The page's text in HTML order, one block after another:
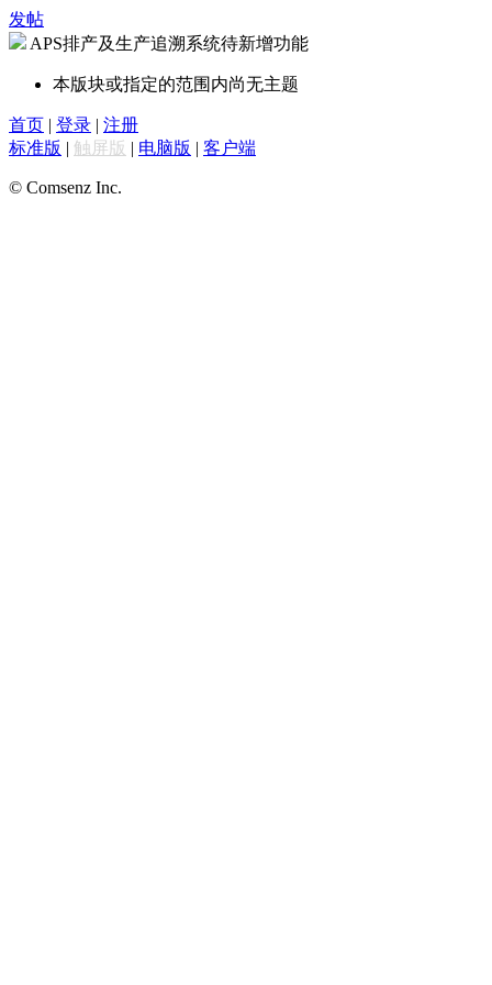
发帖
APS排产及生产追溯系统待新增功能
本版块或指定的范围内尚无主题
首页 | 登录 | 注册
标准版 | 触屏版 | 电脑版 | 客户端
© Comsenz Inc.